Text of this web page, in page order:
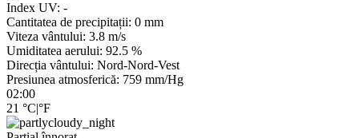
Index UV: -
Cantitatea de precipitații: 0 mm
Viteza vântului: 3.8 m/s
Umiditatea aerului: 92.5 %
Direcția vântului: Nord-Nord-Vest
Presiunea atmosferică: 759 mm/Hg
02:00
21 °C|°F